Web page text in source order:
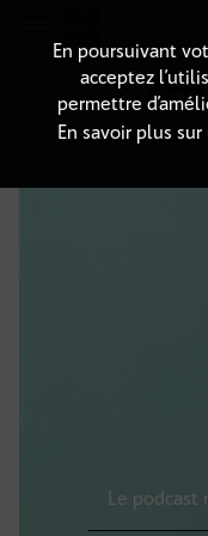
23 août 2021à 9h59, durée :
En poursuivant
acceptez
permettre
En savoir plus
Le podcast